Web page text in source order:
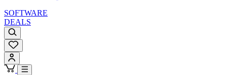
SOFTWARE
DEALS